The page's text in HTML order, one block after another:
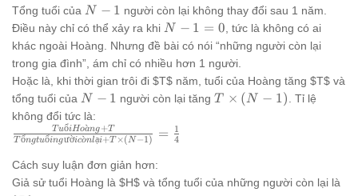
Tổng tuổi của N-
1
N − 1 người còn lại không thay đổi sau 1 năm.
Điều này chỉ có thể xảy ra khi N-
1
=
0
N − 1 = 0 , tức là không có ai
khác ngoài Hoàng. Nhưng đề bài có nói “những người còn lại
trong gia đình”, ám chỉ có nhiều hơn 1 người.
Hoặc là, khi thời gian trôi đi $T$ năm, tuổi của Hoàng tăng $T$ và
tổng tuổi của N-
1
N − 1 người còn lại tăngT
T × (N − 1)
. Tỉ lệ
không đổi tức là:
\frac{Tuổi
Hoàng +
T}{Tổng
tuổi người
Tổngtuổingườico
ˋnlại+T×(N−1 )
TuổiHoa
ˋng+T = 4
1
Cách suy luận đơn giản hơn:
Giả sử tuổi Hoàng là $H$ và tổng tuổi của những người còn lại là